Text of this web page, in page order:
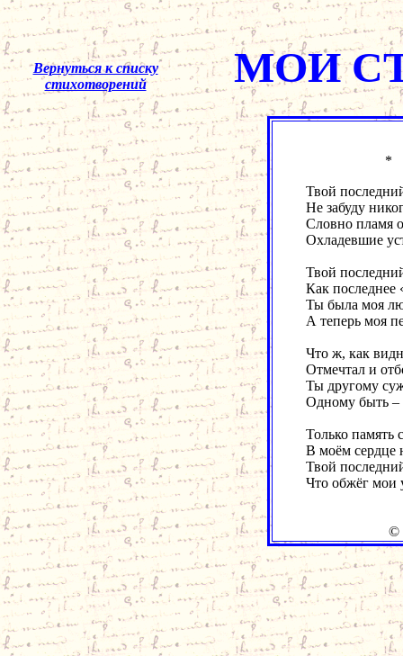
Вернуться к списку
стихотворений
МОИ
Твой
Не забуду
Словно пламя
Охладевшие
Твой
Как последнее
Ты была моя
А теперь моя
Что ж, как
Отмечтал и
Ты другому
Одному быть –
Только память
В моём сердце
Твой
Что обжёг мои
©